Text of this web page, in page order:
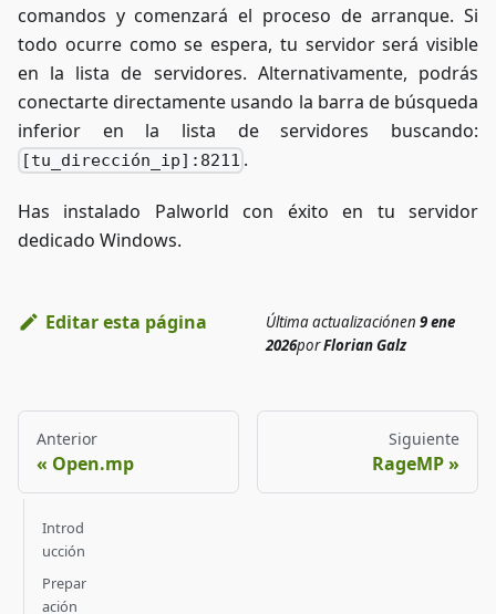
comandos y comenzará el proceso de arranque. Si
todo ocurre como se espera, tu servidor será visible
en la lista de servidores. Alternativamente, podrás
conectarte directamente usando la barra de búsqueda
inferior en la lista de servidores buscando:
[tu_dirección_ip]:8211 .
Has instalado Palworld con éxito en tu servidor
dedicado Windows.
Editar esta página Última actualizaciónen 9 ene
2026porFlorian Galz
Anterior
Open.mp
Siguiente
RageMP
Introd
ucción
Prepar
ación